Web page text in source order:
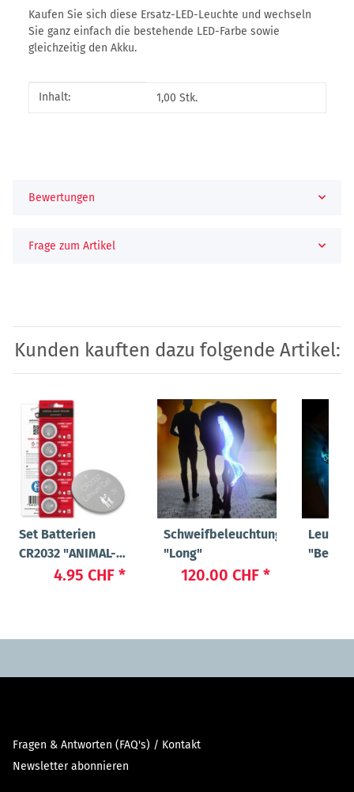
Kaufen Sie sich diese Ersatz-LED-Leuchte und wechseln
Sie ganz einfach die bestehende LED-Farbe sowie
gleichzeitig den Akku.
Produkteigenschaft
Wert
Inhalt: 1,00 Stk.
Bewertungen
Frage zum Artikel
Kunden kauften dazu folgende Artikel:
Set Batterien
CR2032 "ANIMAL-
LIGHT POWER"
4.95 CHF *
Schweifbeleuchtung
"Long"
120.00 CHF *
Fragen & Antworten (FAQ's) / Kontakt
Newsletter abonnieren